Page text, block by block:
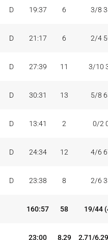
D 19:37 6 3/8
D 21:17 6 2/4
D 27:39 11 3/10
D 30:31 13 5/8
D 13:41 2 0/2
D 24:34 12 4/6
D 23:38 8 2/6
160:57 58 19/44
23:00 8,29 2,71/